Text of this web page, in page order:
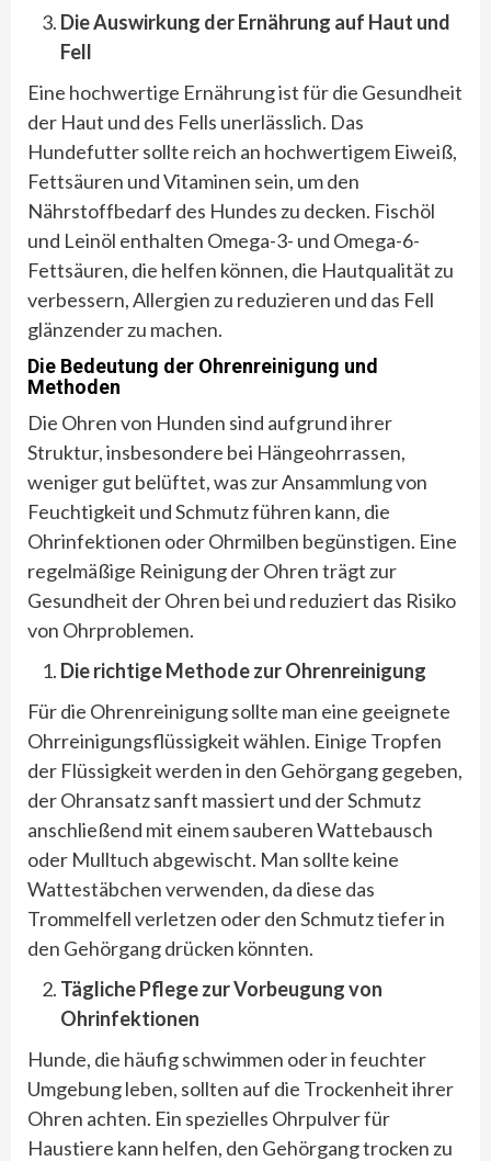
Die Auswirkung der Ernährung auf Haut und
Fell
Eine hochwertige Ernährung ist für die Gesundheit
der Haut und des Fells unerlässlich. Das
Hundefutter sollte reich an hochwertigem Eiweiß,
Fettsäuren und Vitaminen sein, um den
Nährstoffbedarf des Hundes zu decken. Fischöl
und Leinöl enthalten Omega-3- und Omega-6-
Fettsäuren, die helfen können, die Hautqualität zu
verbessern, Allergien zu reduzieren und das Fell
glänzender zu machen.
Die Bedeutung der Ohrenreinigung und
Methoden
Die Ohren von Hunden sind aufgrund ihrer
Struktur, insbesondere bei Hängeohrrassen,
weniger gut belüftet, was zur Ansammlung von
Feuchtigkeit und Schmutz führen kann, die
Ohrinfektionen oder Ohrmilben begünstigen. Eine
regelmäßige Reinigung der Ohren trägt zur
Gesundheit der Ohren bei und reduziert das Risiko
von Ohrproblemen.
Die richtige Methode zur Ohrenreinigung
Für die Ohrenreinigung sollte man eine geeignete
Ohrreinigungsflüssigkeit wählen. Einige Tropfen
der Flüssigkeit werden in den Gehörgang gegeben,
der Ohransatz sanft massiert und der Schmutz
anschließend mit einem sauberen Wattebausch
oder Mulltuch abgewischt. Man sollte keine
Wattestäbchen verwenden, da diese das
Trommelfell verletzen oder den Schmutz tiefer in
den Gehörgang drücken könnten.
Tägliche Pflege zur Vorbeugung von
Ohrinfektionen
Hunde, die häufig schwimmen oder in feuchter
Umgebung leben, sollten auf die Trockenheit ihrer
Ohren achten. Ein spezielles Ohrpulver für
Haustiere kann helfen, den Gehörgang trocken zu